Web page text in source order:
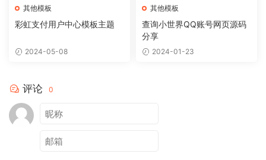
其他模板
彩虹支付用户中心模板主题
2024-05-08
其他模板
查询小世界QQ账号网页源码
分享
2024-01-23
评论 0